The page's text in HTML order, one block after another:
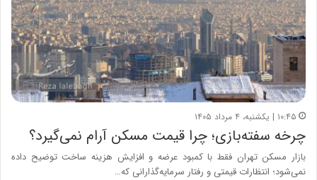
۱۰:۴۵ | یکشنبه، ۴ مرداد ۱۴۰۵
چرخه سفته‌بازی؛ چرا قیمت مسکن آرام نمی‌گیرد؟
بازار مسکن تهران فقط با کمبود عرضه و افزایش هزینه ساخت توضیح داده
نمی‌شود؛ انتظارات قیمتی و رفتار سرمایه‌گذارانی که…